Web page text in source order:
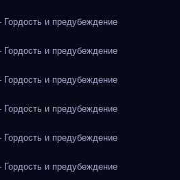
и предубеждение
и предубеждение
и предубеждение
и предубеждение
и предубеждение
и предубеждение